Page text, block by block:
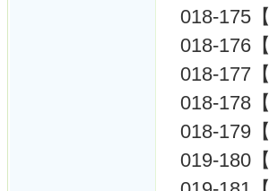
018-175
018-176
018-177
018-178
018-179
019-180